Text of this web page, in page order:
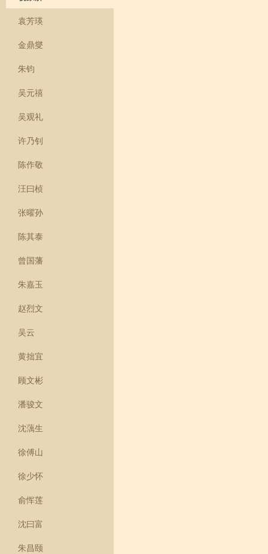
袁芳瑛
金鼎燮
朱钧
吴元禧
吴观礼
许乃钊
陈作敬
汪曰桢
张曜孙
陈其泰
曾国藩
朱嘉玉
赵烈文
吴云
黄拙宜
顾文彬
潘骏文
沈蕅生
徐傅山
徐少怀
俞恽莲
沈曰富
朱昌颐